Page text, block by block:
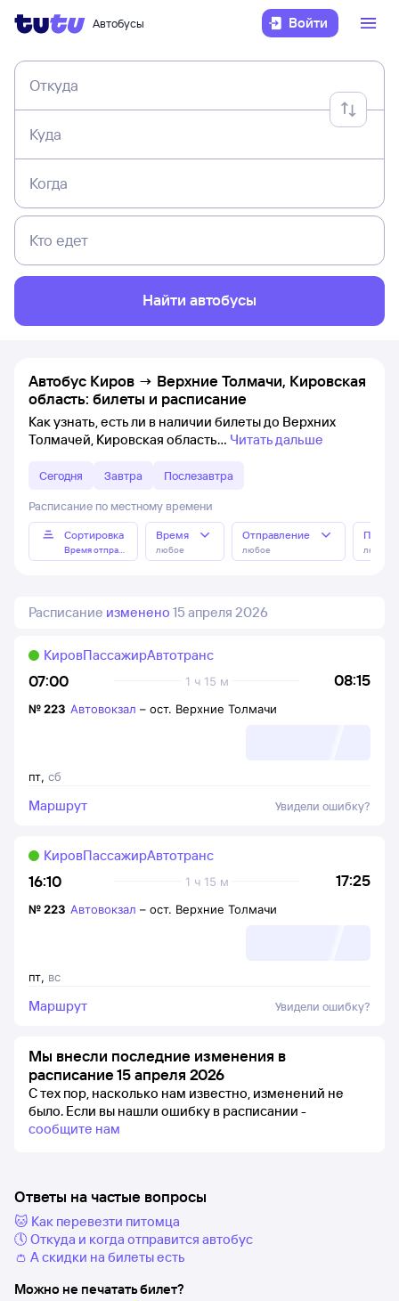
Автобусы Войти
Откуда
Куда
Когда
Кто едет
Найти автобусы
Автобус Киров → Верхние Толмачи, Кировская
область: билеты и расписание
Как узнать, есть ли в наличии билеты до Верхних
Толмачей, Кировская область
Читать дальше
Сегодня Завтра Послезавтра
Расписание по местному времени
Сортировка
Время отправления
Время
любое
Отправление
любое любое
Расписание изменено 15 апреля 2026
07:00 08:15
1 ч 15 м
КировПассажирАвтотранс
пт, сб
№223 Автовокзал – ост. Верхние Толмачи
Маршрут Увидели ошибку?
16:10 17:25
1 ч 15 м
КировПассажирАвтотранс
пт, вс
№223 Автовокзал – ост. Верхние Толмачи
Маршрут Увидели ошибку?
Мы внесли последние изменения в
расписание 15 апреля 2026
С тех пор, насколько нам известно, изменений не
было. Если вы нашли ошибку в расписании -
сообщите нам
Ответы на частые вопросы
🐱 Как перевезти питомца
🕔 Откуда и когда отправится автобус
👛 А скидки на билеты есть
Можно не печатать билет?